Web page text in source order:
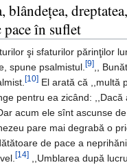
blândeţea,
în suflet
şi sfaturilor părinţilor
spune psalmistul.[9],,
[10] El arată că ,,multă
pentru ea zicând:
acum ele sînt ascunse
pare mai degrabă o
de pace a
[14] ,,Umblarea după